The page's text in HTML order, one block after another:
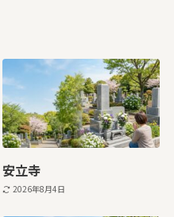
安立寺
2026年8月4日